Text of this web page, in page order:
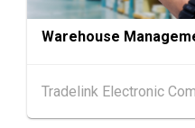
21/9
新加坡
「香港好物节 (
13-16
OCT
香港
Warehouse